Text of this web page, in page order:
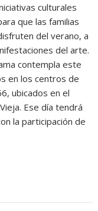
culturales
que las familias
del verano, a
del arte.
contempla este
en los centros de
ubicados en el
Ese día tendrá
la participación de